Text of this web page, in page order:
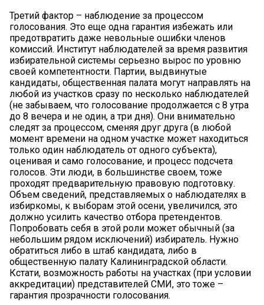
Третий фактор – наблюдение за процессом
голосования. Это еще одна гарантия избежать или
предотвратить даже невольные ошибки членов
комиссий. Институт наблюдателей за время развития
избирательной системы серьезно вырос по уровню
своей компетентности. Партии, выдвинутые
кандидаты, общественная палата могут направлять на
любой из участков сразу по несколько наблюдателей
(не забываем, что голосование продолжается с 8 утра
до 8 вечера и не один, а три дня). Они внимательно
следят за процессом, сменяя друг друга (в любой
момент времени на одном участке может находиться
только один наблюдатель от одного субъекта),
оценивая и само голосование, и процесс подсчета
голосов. Эти люди, в большинстве своем, тоже
проходят предварительную правовую подготовку.
Объем сведений, представляемых о наблюдателях в
избиркомы, к выборам этой осени, увеличился, это
должно усилить качество отбора претендентов.
Попробовать себя в этой роли может обычный (за
небольшим рядом исключений) избиратель. Нужно
обратиться либо в штаб кандидата, либо в
общественную палату Калининградской области.
Кстати, возможность работы на участках (при условии
аккредитации) представителей СМИ, это тоже –
гарантия прозрачности голосования.